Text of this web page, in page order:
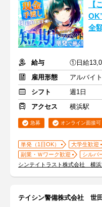
【
全
給与
雇用形態
アルバイ
シフト
週1日
アクセス
横浜駅
急募 オンライン面接可
単発（1日OK） 大学生歓迎
副業・Ｗワーク歓迎
シルバ
シンテイトラスト株式会社 横浜
テイシン警備株式会社 世